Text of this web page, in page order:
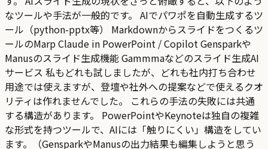
なツールや手法が一般的です。 AIでパワポを自動生成するツ
ール（python-pptx等） Markdownからスライドをつくるツ
ールのMarp Claude in PowerPoint / Copilot Gensparkや
Manusのスライド生成機能 Gammmaなどのスライド生成AI
サービス 私もどれも試しましたが、どれも社内打ち合わせ
用途では使えますが、登壇や社外への提案などで使えるクオ
リティは作れませんでした。 これらの手法の失敗には共通
する構造があります。 PowerPointやKeynoteは独自の複雑
な形式を持つツールで、AIには「触りにくい」構造をしてい
ます。（GensparkやManusの出力結果も編集しようと思う